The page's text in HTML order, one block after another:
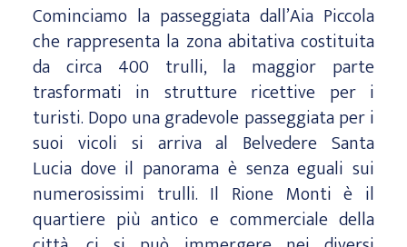
Cominciamo la passeggiata dall’Aia Piccola
che rappresenta la zona abitativa costituita
da circa 400 trulli, la maggior parte
trasformati in strutture ricettive per i
turisti. Dopo una gradevole passeggiata per i
suoi vicoli si arriva al Belvedere Santa
Lucia dove il panorama è senza eguali sui
numerosissimi trulli. Il Rione Monti è il
quartiere più antico e commerciale della